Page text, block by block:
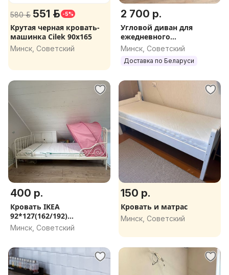
580 р. 551 р. -5%
Крутая черная кровать-
машинка Cilek 90х165
Минск, Советский
2 700 р.
Угловой диван для
ежедневного
сна(Гарантия,доставка)
Минск, Советский
Доставка по Беларуси
400 р.
Кровать IKEA
92*127(162/192)
+матрас+балдахин
Минск, Советский
150 р.
Кровать и матрас
Минск, Советский